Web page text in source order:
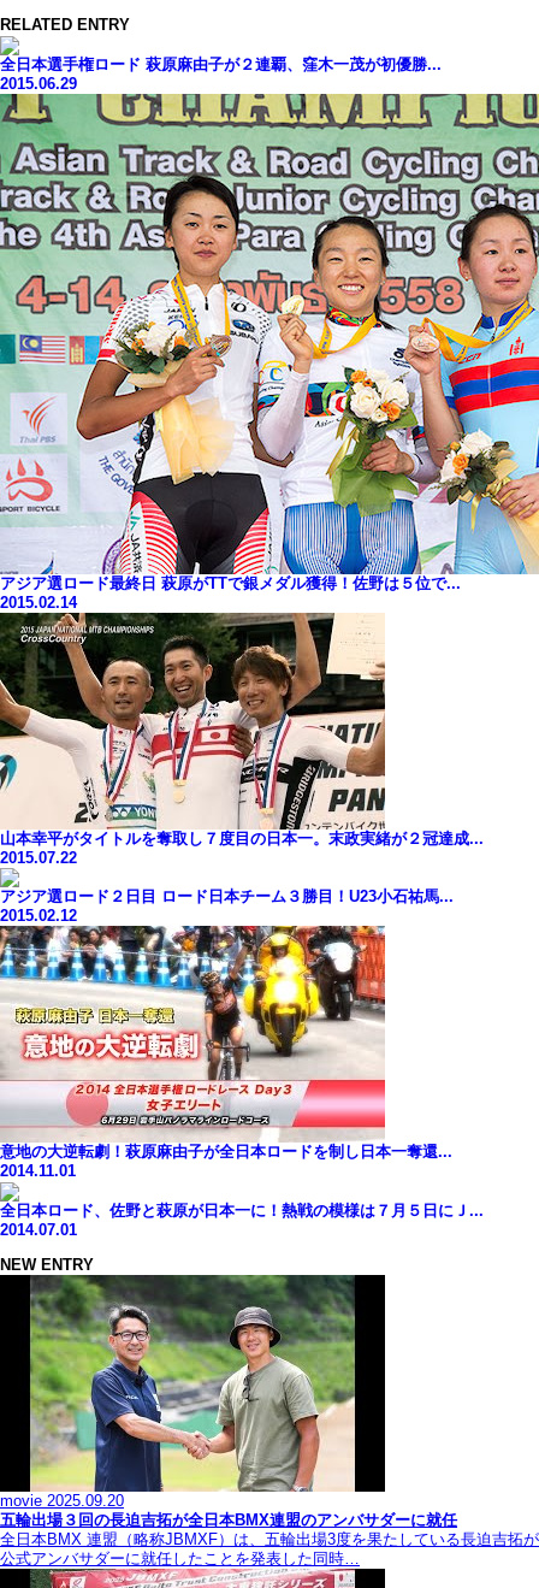
RELATED ENTRY
全日本選手権ロード 萩原麻由子が２連覇、窪木一茂が初優勝...
2015.06.29
アジア選ロード最終日 萩原がTTで銀メダル獲得！佐野は５位で...
2015.02.14
山本幸平がタイトルを奪取し７度目の日本一。末政実緒が２冠達成...
2015.07.22
アジア選ロード２日目 ロード日本チーム３勝目！U23小石祐馬...
2015.02.12
意地の大逆転劇！萩原麻由子が全日本ロードを制し日本一奪還...
2014.11.01
全日本ロード、佐野と萩原が日本一に！熱戦の模様は７月５日にＪ...
2014.07.01
NEW ENTRY
movie 2025.09.20
五輪出場３回の長迫吉拓が全日本BMX連盟のアンバサダーに就任
全日本BMX 連盟（略称JBMXF）は、五輪出場3度を果たしている長迫吉拓が
公式アンバサダーに就任したことを発表した同時…